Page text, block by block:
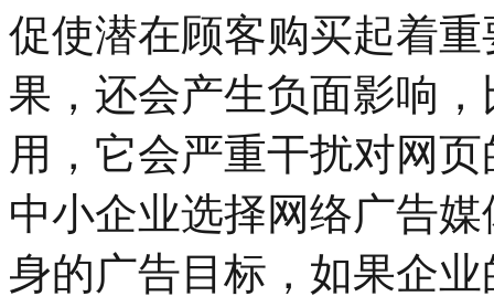
促使潜在顾客购买起着
果，还会产生负面影响
用，它会严重干扰对网
中小企业选择网络广告
身的广告目标，如果企